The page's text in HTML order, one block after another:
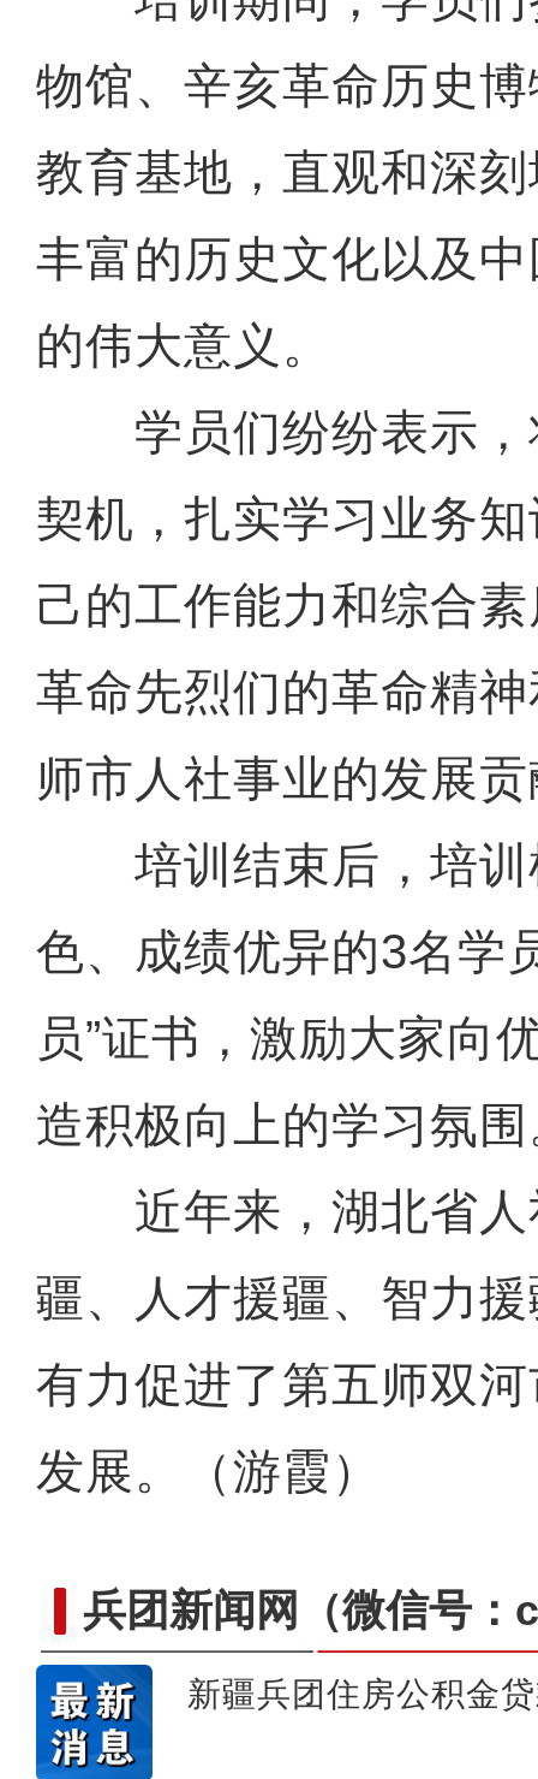
物馆、辛亥革命历史
教育基地，直观和深
丰富的历史文化以及
的伟大意义。
学员们纷纷表示，
契机，扎实学习业务
己的工作能力和综合
革命先烈们的革命精
师市人社事业的发展
培训结束后，培训
色、成绩优异的3名学
员”证书，激励大家向
造积极向上的学习氛
近年来，湖北省人
疆、人才援疆、智力
有力促进了第五师双
发展。（游霞）
兵团新闻网 （微信号
新疆兵团住房公积金